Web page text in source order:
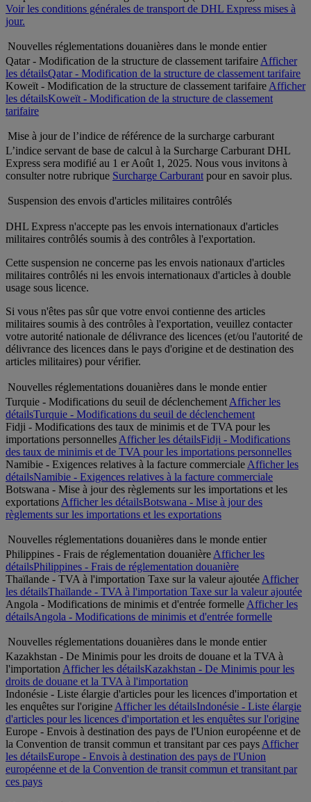
Voir les conditions générales de transport de DHL Express mises à
jour.
Nouvelles réglementations douanières dans le monde entier
Qatar - Modification de la structure de classement tarifaireAfficher
les détailsQatar - Modification de la structure de classement tarifaire
Koweït - Modification de la structure de classement tarifaireAfficher
les détailsKoweït - Modification de la structure de classement
tarifaire
Mise à jour de l’indice de référence de la surcharge carburant
L’indice servant de base de calcul à la Surcharge Carburant DHL
Express sera modifié au 1 er Août 1, 2025. Nous vous invitons à
consulter notre rubrique Surcharge Carburantpour en savoir plus.
Suspension des envois d'articles militaires contrôlés
DHL Express n'accepte pas les envois internationaux d'articles
militaires contrôlés soumis à des contrôles à l'exportation.
Cette suspension ne concerne pas les envois nationaux d'articles
militaires contrôlés ni les envois internationaux d'articles à double
usage sous licence.
Si vous n'êtes pas sûr que votre envoi contienne des articles
militaires soumis à des contrôles à l'exportation, veuillez contacter
votre autorité nationale de délivrance des licences (et/ou l'autorité de
délivrance des licences dans le pays d'origine et de destination des
articles militaires) pour vérifier.
Nouvelles réglementations douanières dans le monde entier
Turquie - Modifications du seuil de déclenchementAfficher les
détailsTurquie - Modifications du seuil de déclenchement
Fidji - Modifications des taux de minimis et de TVA pour les
importations personnellesAfficher les détailsFidji - Modifications
des taux de minimis et de TVA pour les importations personnelles
Namibie - Exigences relatives à la facture commercialeAfficher les
détailsNamibie - Exigences relatives à la facture commerciale
Botswana - Mise à jour des règlements sur les importations et les
exportationsAfficher les détailsBotswana - Mise à jour des
règlements sur les importations et les exportations
Nouvelles réglementations douanières dans le monde entier
Philippines - Frais de réglementation douanièreAfficher les
détailsPhilippines - Frais de réglementation douanière
Thaïlande - TVA à l'importation Taxe sur la valeur ajoutéeAfficher
les détailsThaïlande - TVA à l'importation Taxe sur la valeur ajoutée
Angola - Modifications de minimis et d'entrée formelleAfficher les
détailsAngola - Modifications de minimis et d'entrée formelle
Nouvelles réglementations douanières dans le monde entier
Kazakhstan - De Minimis pour les droits de douane et la TVA à
l'importationAfficher les détailsKazakhstan - De Minimis pour les
droits de douane et la TVA à l'importation
Indonésie - Liste élargie d'articles pour les licences d'importation et
les enquêtes sur l'origineAfficher les détailsIndonésie - Liste élargie
d'articles pour les licences d'importation et les enquêtes sur l'origine
Europe - Envois à destination des pays de l'Union européenne et de
la Convention de transit commun et transitant par ces paysAfficher
les détailsEurope - Envois à destination des pays de l'Union
européenne et de la Convention de transit commun et transitant par
ces pays